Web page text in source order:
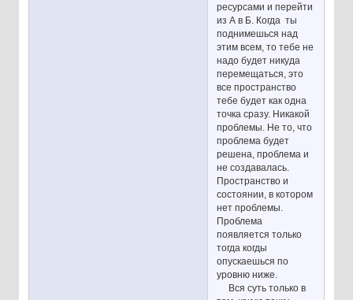
ресурсами и перейти
из А в Б. Когда ты
поднимешься над
этим всем, то тебе не
надо будет никуда
перемещаться, это
все пространство
тебе будет как одна
точка сразу. Никакой
проблемы. Не то, что
проблема будет
решена, проблема и
не создавалась.
Пространство и
состоянии, в котором
нет проблемы.
Проблема
появляется только
тогда когды
опускаешься по
уровню ниже.
Вся суть только в